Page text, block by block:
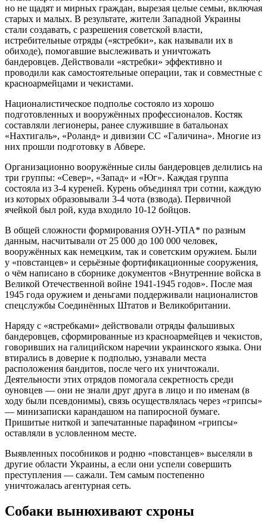
но не щадят и мирных граждан, вырезая целые семьи, включая
старых и малых. В результате, жители Западной Украины
стали создавать, с разрешения советской власти,
истребительные отряды («ястребки», как называли их в
обиходе), помогавшие выслеживать и уничтожать
бандеровцев. Действовали «ястребки» эффективно и
проводили как самостоятельные операции, так и совместные с
красноармейцами и чекистами.
Националистическое подполье состояло из хорошо
подготовленных и вооружённых профессионалов. Костяк
составляли легионеры, ранее служившие в батальонах
«Нахтигаль», «Роланд» и дивизии СС «Галичина». Многие из
них прошли подготовку в Абвере.
Организационно вооружённые силы бандеровцев делились на
три группы: «Север», «Запад» и «Юг». Каждая группа
состояла из 3-4 куреней. Курень объединял три сотни, каждую
из которых образовывали 3-4 чота (взвода). Первичной
ячейкой был рой, куда входило 10-12 бойцов.
В общей сложности формирования ОУН-УПА* по разным
данным, насчитывали от 25 000 до 100 000 человек,
вооружённых как немецким, так и советским оружием. Были
у «повстанцев» и серьёзные фортификационные сооружения,
о чём написано в сборнике документов «Внутренние войска в
Великой Отечественной войне 1941-1945 годов». После мая
1945 года оружием и деньгами поддерживали националистов
спецслужбы Соединённых Штатов и Великобритании.
Наряду с «ястребками» действовали отряды фальшивых
бандеровцев, сформированные из красноармейцев и чекистов,
говоривших на галицийском наречии украинского языка. Они
втирались в доверие к подполью, узнавали места
расположения бандитов, после чего их уничтожали.
Деятельности этих отрядов помогала секретность среди
оуновцев — они не знали друг друга в лицо и по именам (в
ходу были псевдонимы), связь осуществлялась через «грипсы»
— минизаписки карандашом на папиросной бумаге.
Пришитые ниткой и запечатанные парафином «грипсы»
оставляли в условленном месте.
Выявленных пособников и родню «повстанцев» выселяли в
другие области Украины, а если они успели совершить
преступления — сажали. Тем самым постепенно
уничтожалась агентурная сеть.
Собаки вынюхивают схроны